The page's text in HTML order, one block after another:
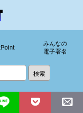
みんなの
電子署名